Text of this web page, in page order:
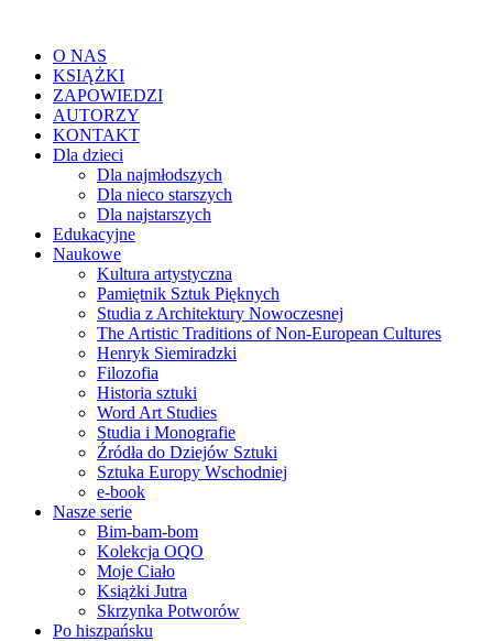
O NAS
KSIĄŻKI
ZAPOWIEDZI
AUTORZY
KONTAKT
Dla dzieci
Dla najmłodszych
Dla nieco starszych
Dla najstarszych
Edukacyjne
Naukowe
Kultura artystyczna
Pamiętnik Sztuk Pięknych
Studia z Architektury Nowoczesnej
The Artistic Traditions of Non-European Cultures
Henryk Siemiradzki
Filozofia
Historia sztuki
Word Art Studies
Studia i Monografie
Źródła do Dziejów Sztuki
Sztuka Europy Wschodniej
e-book
Nasze serie
Bim-bam-bom
Kolekcja OQO
Moje Ciało
Książki Jutra
Skrzynka Potworów
Po hiszpańsku